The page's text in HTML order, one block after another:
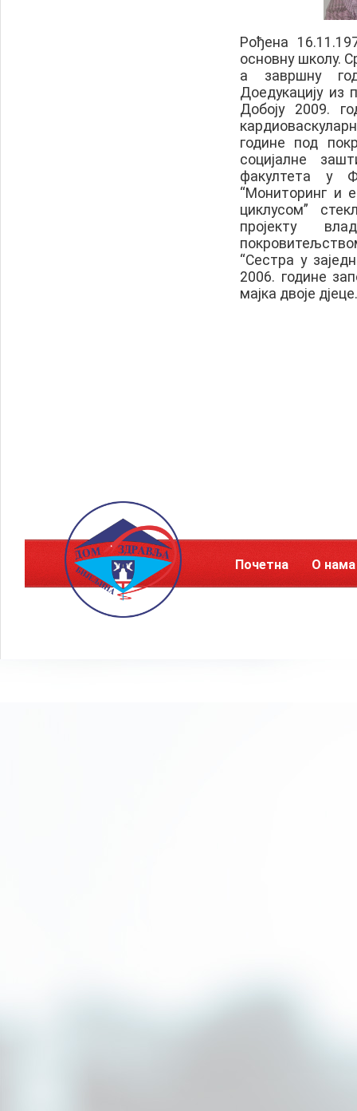
Рођена
основну школу.
а завршну
Доедукацију из
Добоју 2009.
године под
социјалне
факултета у
“Мониторинг и
циклусом”
пројекту
“Сестра у
2006. године
мајка двоје дјеце.
Почетна О нама